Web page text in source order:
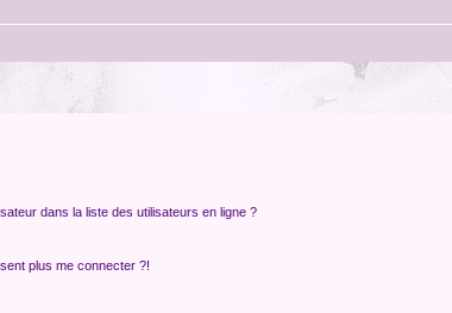
dans la liste des utilisateurs en ligne ?
plus me connecter ?!